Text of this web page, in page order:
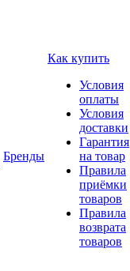
Бренды
Как купить
Условия
оплаты
Условия
доставки
Гарантия
на товар
Правила
приёмки
товаров
Правила
возврата
товаров